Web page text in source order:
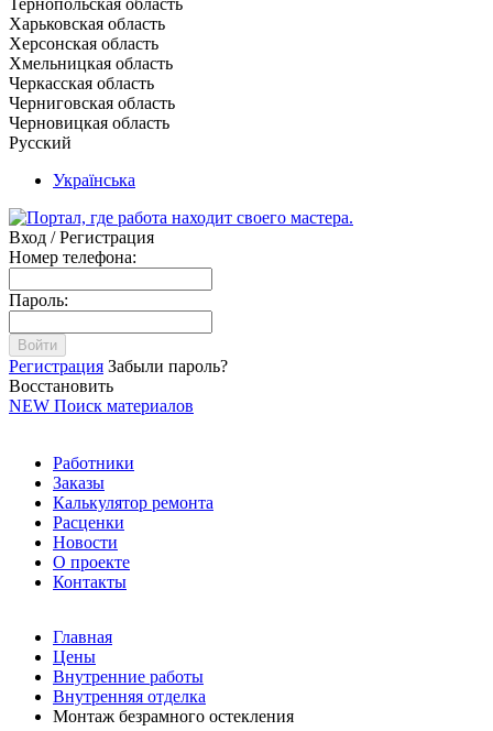
Тернопольская область
Харьковская область
Херсонская область
Хмельницкая область
Черкасская область
Черниговская область
Черновицкая область
Русский
Українська
Вход / Регистрация
Номер телефона:
Пароль:
Войти
Регистрация Забыли пароль?
Восстановить
NEW Поиск материалов
Работники
Заказы
Калькулятор ремонта
Расценки
Новости
О проекте
Контакты
Главная
Цены
Внутренние работы
Внутренняя отделка
Монтаж безрамного остекления